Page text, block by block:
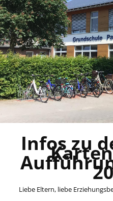
Infos zu
Liebe Eltern, liebe